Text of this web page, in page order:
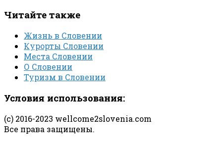
Читайте также
Жизнь в Словении
Курорты Словении
Места Словении
О Словении
Туризм в Словении
Условия использования:
(с) 2016-2023 wellcome2slovenia.com
Все права защищены.